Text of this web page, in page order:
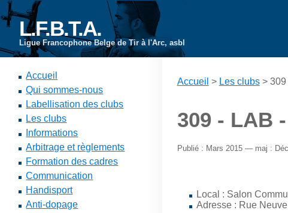
L.F.B.T.A.
Ligue Francophone Belge de Tir à l'Arc, asbl
Accueil
Qui sommes-nous
Labellisation des clubs
Les clubs
Informations
Arbitrage et règlements
Formation des cadres
Communication
Handisport
Anti-dopage
Accueil > Les clubs> 309
309 - LAB
Publié : Mars 2015 — maj :
Local : Salon
Adresse : Rue